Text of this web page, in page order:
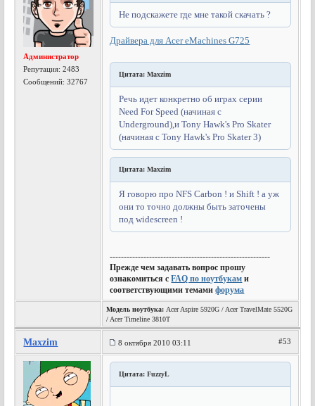
Администратор
Репутация:2483
Сообщений: 32767
Не подскажете где мне такой скачать ?
Драйвера для Acer eMachines G725
Цитата: Maxzim
Речь идет конкретно об играх серии
Need For Speed (начиная с
Underground),и Tony Hawk's Pro Skater
(начиная с Tony Hawk's Pro Skater 3)
Цитата: Maxzim
Я говорю про NFS Carbon ! и Shift ! а уж
они то точно должны быть заточены
под widescreen !
---------------------------------------------------------
Прежде чем задавать вопрос прошу
ознакомиться сFAQ по ноутбукам и
соответствующими темамифорума
Модель ноутбука: Acer Aspire 5920G / Acer TravelMate 5520G
/ Acer Timeline 3810T
Maxzim 8 октября 2010 03:11 #53
Цитата: FuzzyL